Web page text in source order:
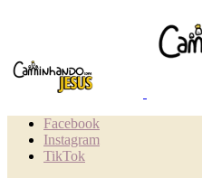
Facebook
Instagram
TikTok